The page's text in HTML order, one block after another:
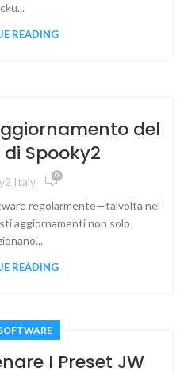
READING
del
Spooky2
Italy 0
regolarmente—talvolta nel
aggiornamenti non solo
READING
I Preset JW